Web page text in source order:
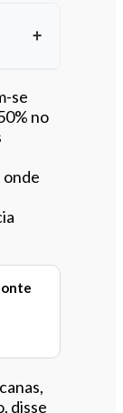
se
no
onde
disse